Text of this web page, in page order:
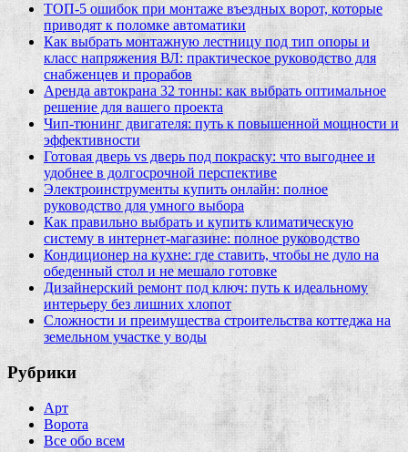
ТОП-5 ошибок при монтаже въездных ворот, которые
приводят к поломке автоматики
Как выбрать монтажную лестницу под тип опоры и
класс напряжения ВЛ: практическое руководство для
снабженцев и прорабов
Аренда автокрана 32 тонны: как выбрать оптимальное
решение для вашего проекта
Чип‑тюнинг двигателя: путь к повышенной мощности и
эффективности
Готовая дверь vs дверь под покраску: что выгоднее и
удобнее в долгосрочной перспективе
Электроинструменты купить онлайн: полное
руководство для умного выбора
Как правильно выбрать и купить климатическую
систему в интернет‑магазине: полное руководство
Кондиционер на кухне: где ставить, чтобы не дуло на
обеденный стол и не мешало готовке
Дизайнерский ремонт под ключ: путь к идеальному
интерьеру без лишних хлопот
Сложности и преимущества строительства коттеджа на
земельном участке у воды
Рубрики
Арт
Ворота
Все обо всем